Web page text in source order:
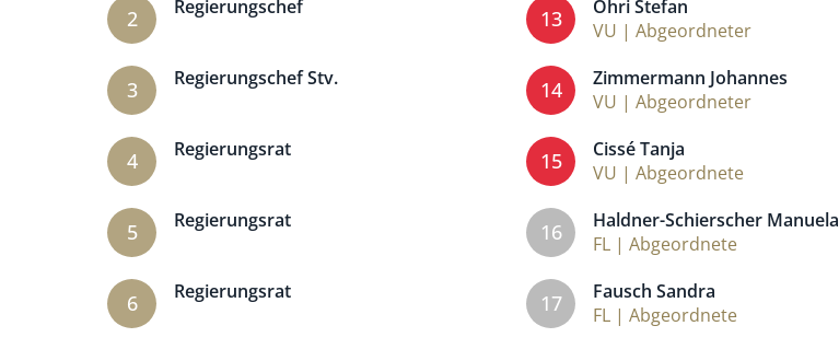
2 Regierungschef
3 Regierungschef Stv.
4 Regierungsrat
5 Regierungsrat
6 Regierungsrat
13
Öhri Stefan
VU | Abgeordneter
14
Zimmermann Johannes
VU | Abgeordneter
15
Cissé Tanja
VU | Abgeordnete
16
Haldner-Schierscher Manuela
FL | Abgeordnete
17
Fausch Sandra
FL | Abgeordnete